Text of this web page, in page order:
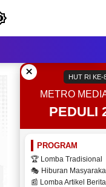
× HUT RI KE-
METRO
PEDULI
PROGRAM
🏆 Lomba Tradisional
🎭 Hiburan
📰 Lomba Artikel Berita